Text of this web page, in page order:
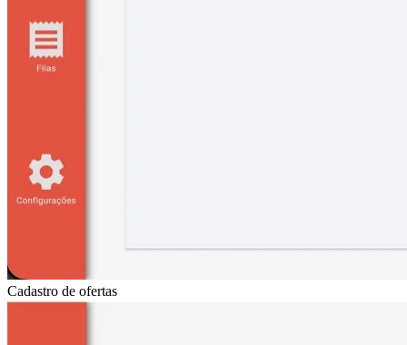
Cadastro de ofertas